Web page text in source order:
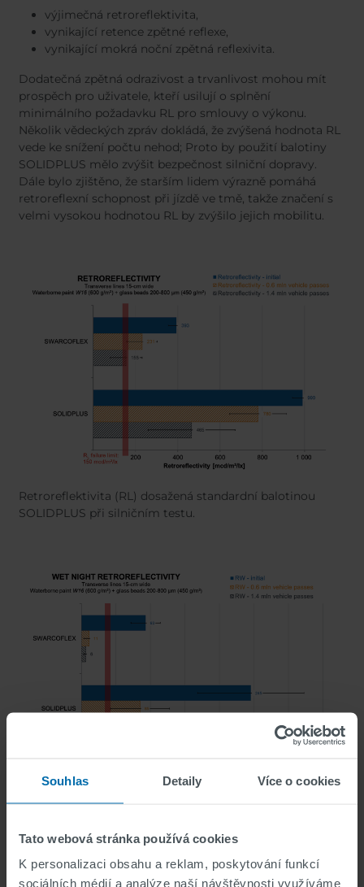
Souhlas Detaily Více o cookies
Tato webová stránka používá cookies
K personalizaci obsahu a reklam, poskytování funkcí
sociálních médií a analýze naší návštěvnosti využíváme
výjimečná retroreflektivita,
vynikající retence zpětné reflexe,
vynikající mokrá noční zpětná reflexivita.
Dodatečná zpětná odrazivost a trvanlivost mohou mít
prospěch pro uživatele, kteří usilují o splnění
minimálního požadavku RL pro smlouvy o výkonu.
Několik vědeckých zpráv dokládá, že zvýšená hodnota RL
vede ke snížení počtu nehod; Proto by použití balotiny
SOLIDPLUS mělo zvýšit bezpečnost silniční dopravy.
Dále bylo zjištěno, že starším lidem výrazně pomáhá
retroreflexní schopnost při jízdě ve tmě, takže značení s
velmi vysokou hodnotou RL by zvýšilo jejich mobilitu.
Retroreflektivita (RL) dosažená standardní balotinou
SOLIDPLUS při silničním testu.